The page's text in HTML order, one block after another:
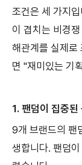
조건은 세 가지
이 겹치는 비경
해관계를 실제로
면 "재미있는 기
1. 팬덤이 집중된
9개 브랜드의 팬
생합니다. 팬덤